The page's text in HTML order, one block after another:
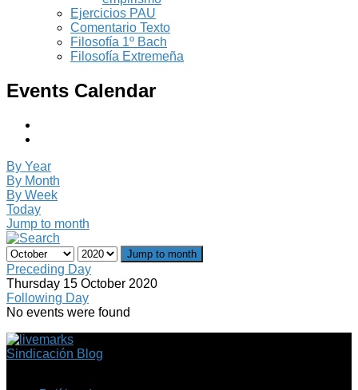
Ejercicios PAU
Comentario Texto
Filosofía 1º Bach
Filosofía Extremeña
Events Calendar
By Year
By Month
By Week
Today
Jump to month
Jump to month
Preceding Day
Thursday 15 October 2020
Following Day
No events were found
Sindicación Blog